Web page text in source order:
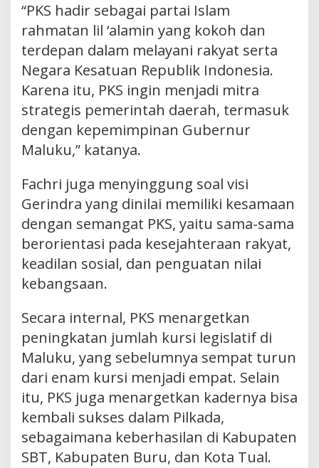
“PKS hadir sebagai partai Islam
rahmatan lil ‘alamin yang kokoh dan
terdepan dalam melayani rakyat serta
Negara Kesatuan Republik Indonesia.
Karena itu, PKS ingin menjadi mitra
strategis pemerintah daerah, termasuk
dengan kepemimpinan Gubernur
Maluku,” katanya.
Fachri juga menyinggung soal visi
Gerindra yang dinilai memiliki kesamaan
dengan semangat PKS, yaitu sama-sama
berorientasi pada kesejahteraan rakyat,
keadilan sosial, dan penguatan nilai
kebangsaan.
Secara internal, PKS menargetkan
peningkatan jumlah kursi legislatif di
Maluku, yang sebelumnya sempat turun
dari enam kursi menjadi empat. Selain
itu, PKS juga menargetkan kadernya bisa
kembali sukses dalam Pilkada,
sebagaimana keberhasilan di Kabupaten
SBT, Kabupaten Buru, dan Kota Tual.